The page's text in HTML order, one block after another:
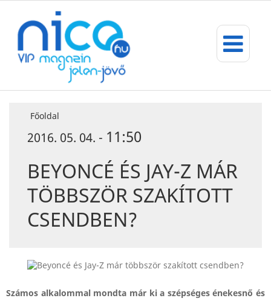
Főoldal
2016. 05. 04. - 11:50
BEYONCÉ ÉS JAY-Z MÁR
TÖBBSZÖR SZAKÍTOTT
CSENDBEN?
Számos alkalommal mondta már ki a szépséges énekesnő és